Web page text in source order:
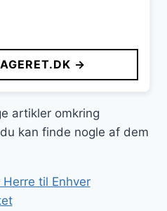
→
artikler omkring
kan finde nogle af dem
til Enhver